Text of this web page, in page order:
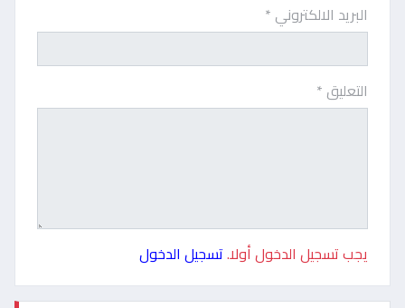
البريد الالكتروني *
التعليق *
يجب تسجيل الدخول أولا.تسجيل الدخول